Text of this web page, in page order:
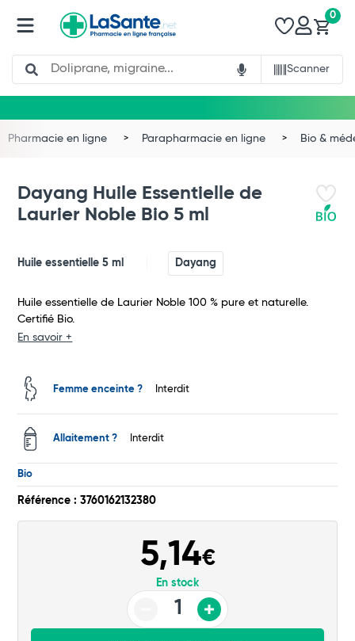
Search
Scanner
0
Total
Pharmacie en ligne Parapharmacie en ligne Bio &
Dayang Huile Essentielle de
Laurier Noble Bio 5 ml
Huile essentielle 5 ml Dayang
Huile essentielle de Laurier Noble 100 % pure et naturelle.
Certifié Bio.
En savoir +
Femme enceinte ? Interdit
Allaitement ? Interdit
Bio
Référence : 3760162132380
5,14€
En stock